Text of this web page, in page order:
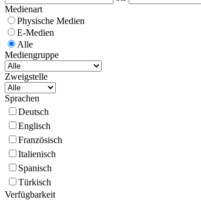
Medienart
Physische Medien
E-Medien
Alle
Mediengruppe
Zweigstelle
Sprachen
Deutsch
Englisch
Französisch
Italienisch
Spanisch
Türkisch
Verfügbarkeit